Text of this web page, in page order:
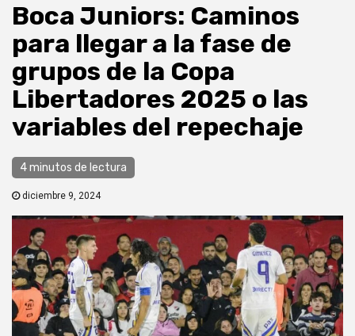
Boca Juniors: Caminos
para llegar a la fase de
grupos de la Copa
Libertadores 2025 o las
variables del repechaje
4 minutos de lectura
diciembre 9, 2024